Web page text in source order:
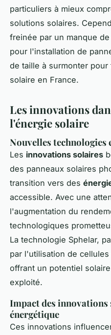
particuliers à mieux
solutions solaires.
freinée par un manque
pour l'installation de
de taille à surmonter
solaire en France.
Les innovations
l'énergie solaire
Nouvelles
Les innovations solaires
des panneaux solaires
transition vers des
accessible. Avec une
l'augmentation du
technologiques
La technologie Sphelar,
par l'utilisation de
offrant un potentiel
exploité.
Impact des
énergétique
Ces innovations